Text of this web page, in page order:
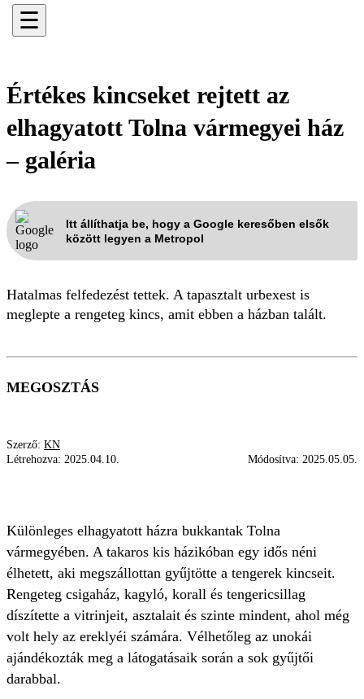
☰
Értékes kincseket rejtett az
elhagyatott Tolna vármegyei ház
– galéria
Itt állíthatja be, hogy a Google keresőben elsők
között legyen a Metropol
Hatalmas felfedezést tettek. A tapasztalt urbexest is
meglepte a rengeteg kincs, amit ebben a házban talált.
MEGOSZTÁS
Szerző: KN
Létrehozva: 2025.04.10. Módosítva: 2025.05.05.
Különleges elhagyatott házra bukkantak Tolna
vármegyében. A takaros kis házikóban egy idős néni
élhetett, aki megszállottan gyűjtötte a tengerek kincseit.
Rengeteg csigaház, kagyló, korall és tengericsillag
díszítette a vitrinjeit, asztalait és szinte mindent, ahol még
volt hely az ereklyéi számára. Vélhetőleg az unokái
ajándékozták meg a látogatásaik során a sok gyűjtői
darabbal.